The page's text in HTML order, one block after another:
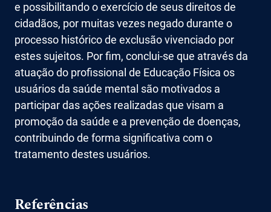
e possibilitando o exercício de seus direitos de
cidadãos, por muitas vezes negado durante o
processo histórico de exclusão vivenciado por
estes sujeitos. Por fim, conclui-se que através da
atuação do profissional de Educação Física os
usuários da saúde mental são motivados a
participar das ações realizadas que visam a
promoção da saúde e a prevenção de doenças,
contribuindo de forma significativa com o
tratamento destes usuários.
Referências